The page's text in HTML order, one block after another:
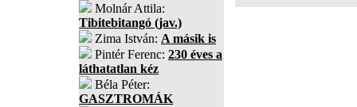
Molnár Attila:
Tibitebitangó (jav.)
Zima István: A másik is
Pintér Ferenc: 230 éves a
láthatatlan kéz
Béla Péter:
GASZTROMÁK